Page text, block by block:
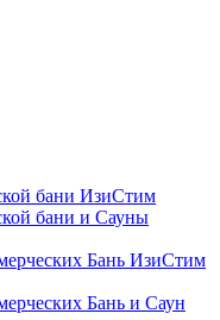
бани ИзиСтим
бани и Сауны
Бань ИзиСтим
Бань и Саун